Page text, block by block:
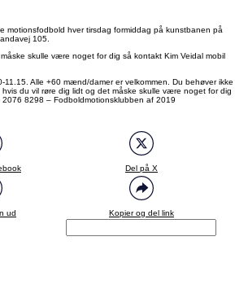
motionsfodbold hver tirsdag formiddag på kunstbanen på
105.
skulle være noget for dig så kontakt Kim Veidal mobil
11.15. Alle +60 mænd/damer er velkommen. Du behøver ikke
du vil røre dig lidt og det måske skulle være noget for dig
2076 8298 – Fodboldmotionsklubben af 2019
Del på X
ud Kopier og del link